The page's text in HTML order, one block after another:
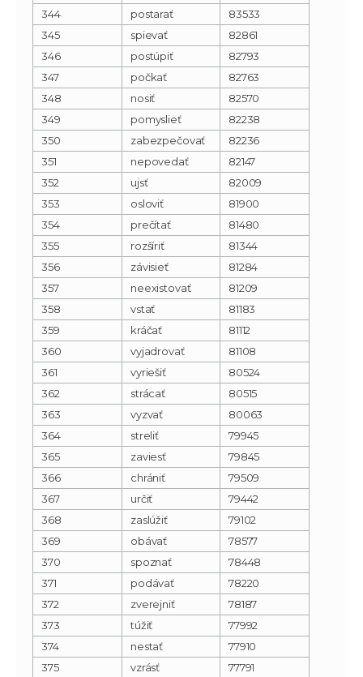
344
postarať
83533
345
spievať
82861
346
postúpiť
82793
347
počkať
82763
348
nosiť
82570
349
pomyslieť
82238
350
zabezpečovať
82236
351
nepovedať
82147
352
ujsť
82009
353
osloviť
81900
354
prečítať
81480
355
rozšíriť
81344
356
závisieť
81284
357
neexistovať
81209
358
vstať
81183
359
kráčať
81112
360
vyjadrovať
81108
361
vyriešiť
80524
362
strácať
80515
363
vyzvať
80063
364
streliť
79945
365
zaviesť
79845
366
chrániť
79509
367
určiť
79442
368
zaslúžiť
79102
369
obávať
78577
370
spoznať
78448
371
podávať
78220
372
zverejniť
78187
373
túžiť
77992
374
nestať
77910
375
vzrásť
77791